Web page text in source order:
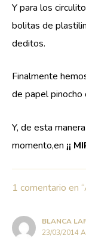
Y para los
bolitas de
deditos.
Finalmente
de papel pinocho
Y, de esta
momento,en ¡¡
1 comentario en
BLANCA
23/03/2014